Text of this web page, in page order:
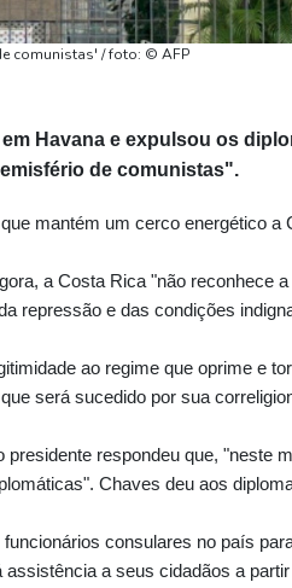
comunistas' / foto: © AFP
Havana e expulsou os
de comunistas".
mantém um cerco energético a
a Costa Rica "não reconhece a
repressão e das condições
ao regime que oprime e
será sucedido por sua
respondeu que, "neste
Chaves deu aos
consulares no país
a seus cidadãos a